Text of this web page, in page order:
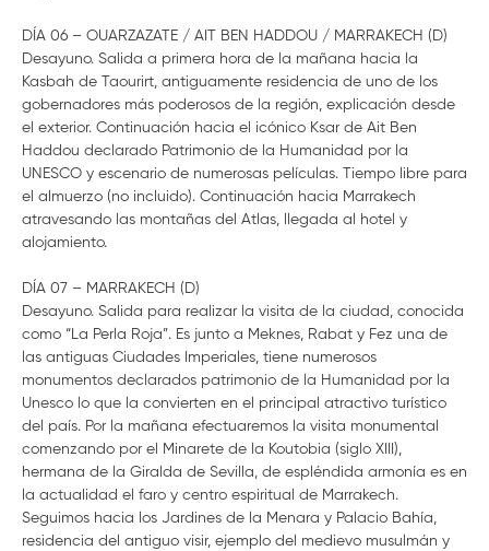
DÍA 06 – OUARZAZATE / AIT BEN HADDOU / MARRAKECH (D)
Desayuno. Salida a primera hora de la mañana hacia la
Kasbah de Taourirt, antiguamente residencia de uno de los
gobernadores más poderosos de la región, explicación desde
el exterior. Continuación hacia el icónico Ksar de Ait Ben
Haddou declarado Patrimonio de la Humanidad por la
UNESCO y escenario de numerosas películas. Tiempo libre para
el almuerzo (no incluido). Continuación hacia Marrakech
atravesando las montañas del Atlas, llegada al hotel y
alojamiento.
DÍA 07 – MARRAKECH (D)
Desayuno. Salida para realizar la visita de la ciudad, conocida
como “La Perla Roja”. Es junto a Meknes, Rabat y Fez una de
las antiguas Ciudades Imperiales, tiene numerosos
monumentos declarados patrimonio de la Humanidad por la
Unesco lo que la convierten en el principal atractivo turístico
del país. Por la mañana efectuaremos la visita monumental
comenzando por el Minarete de la Koutobia (siglo XIII),
hermana de la Giralda de Sevilla, de espléndida armonía es en
la actualidad el faro y centro espiritual de Marrakech.
Seguimos hacia los Jardines de la Menara y Palacio Bahía,
residencia del antiguo visir, ejemplo del medievo musulmán y